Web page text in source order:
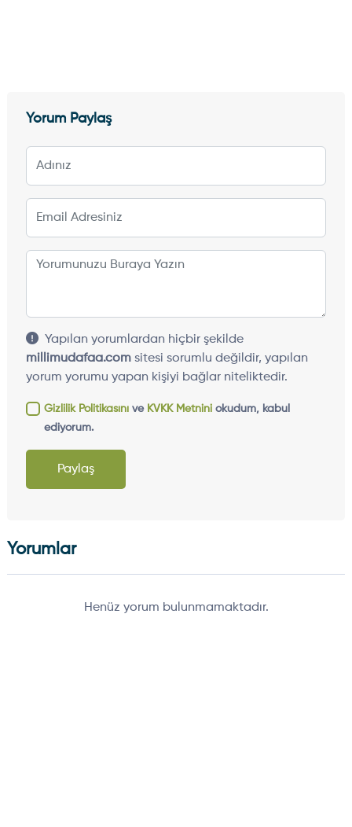
Yorum Paylaş
Yapılan yorumlardan hiçbir şekilde
millimudafaa.comsitesi sorumlu değildir, yapılan
yorum yorumu yapan kişiyi bağlar niteliktedir.
Gizlilik Politikasınıve KVKK Metniniokudum, kabul
ediyorum.
Paylaş
Yorumlar
Henüz yorum bulunmamaktadır.